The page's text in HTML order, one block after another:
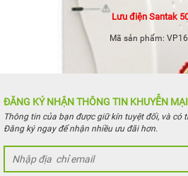
Lưu điện Santak
Mã sản phẩm:
ĐĂNG KÝ NHẬN THÔNG TIN KHUYỄN MẠI
Thông tin của bạn được giữ kín tuyệt đối, và có
Đăng ký ngay để nhận nhiều ưu đãi hơn.